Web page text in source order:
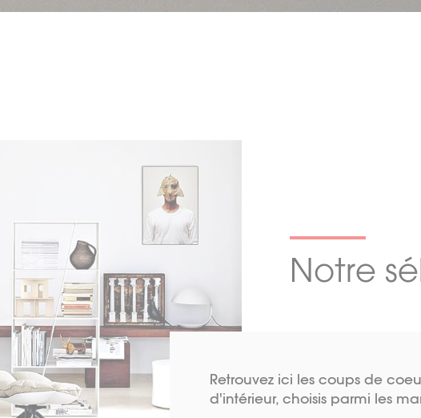
Notre
Retrouvez ici les coups de
d'intérieur, choisis parmi les